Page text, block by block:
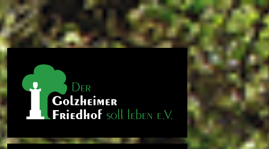
Direkt zum Inhalt